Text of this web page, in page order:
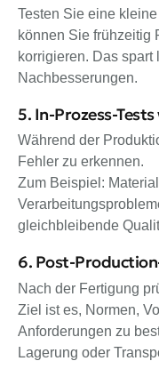
Testen Sie eine
können Sie frühzeitig
korrigieren. Das spart
Nachbesserungen.
5. In-Prozess-
Während der
Fehler zu erkennen.
Zum Beispiel:
gleichbleibende
6. Post-
Nach der Fertigung
Ziel ist es, Normen,
Anforderungen zu
Lagerung oder